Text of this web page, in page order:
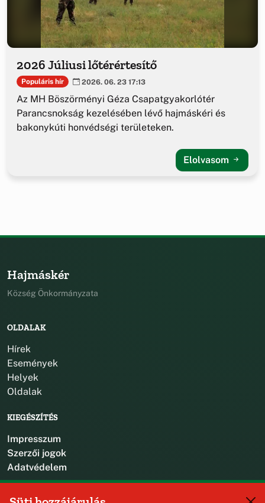
2026 Júliusi lőtérértesítő
Populáris hír 2026. 06. 23 17:13
Az MH Böszörményi Géza Csapatgyakorlótér
Parancsnokság kezelésében lévő hajmáskéri és
bakonykúti honvédségi területeken.
Elolvasom
Hajmáskér
Község Önkormányzata
OLDALAK
Hírek
Események
Helyek
Oldalak
KIEGÉSZÍTÉS
Impresszum
Szerzői jogok
Adatvédelem